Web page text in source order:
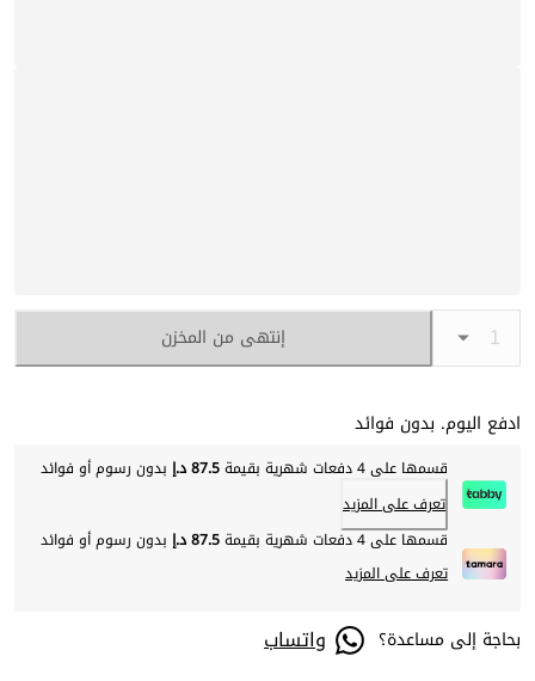
إنتهى من المخزن
ادفع اليوم. بدون فوائد
قسمها على 4 دفعات شهرية بقيمة 87.5 د.إ
بدون رسوم أو فوائد
تعرف على المزيد
قسمها على 4 دفعات شهرية بقيمة
87.5 د.إ
بدون رسوم أو فوائد
تعرف على المزيد
بحاجة إلى مساعدة؟ واتساب